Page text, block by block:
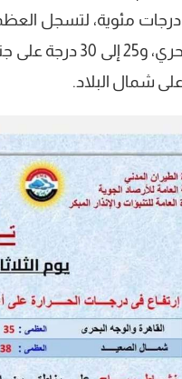
إلى 28 درجة على
شمال البلاد.